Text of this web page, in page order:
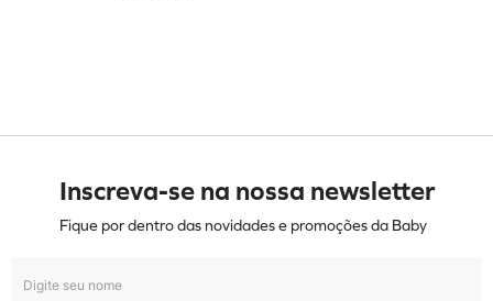
Inscreva-se na nossa newsletter
Fique por dentro das novidades e promoções da Baby